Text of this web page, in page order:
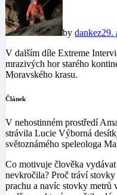
by dankez29.
V dalším díle Extreme
mrazivých hor starého
Moravského krasu.
Článek
V nehostinném prostředí
strávila Lucie Výborná
světoznámého speleologa
Co motivuje člověka
nevkročila? Proč tráví
prachu a navíc stovky metrů